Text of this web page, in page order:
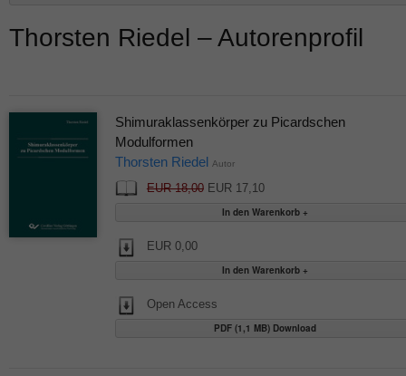
Thorsten Riedel – Autorenprofil
Shimuraklassenkörper zu Picardschen
Modulformen
Thorsten Riedel Autor
EUR 18,00EUR 17,10
EUR 0,00
Open Access
PDF (1,1 MB) Download